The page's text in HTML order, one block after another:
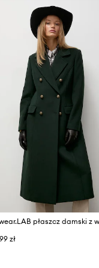
płaszcz damski z
zł